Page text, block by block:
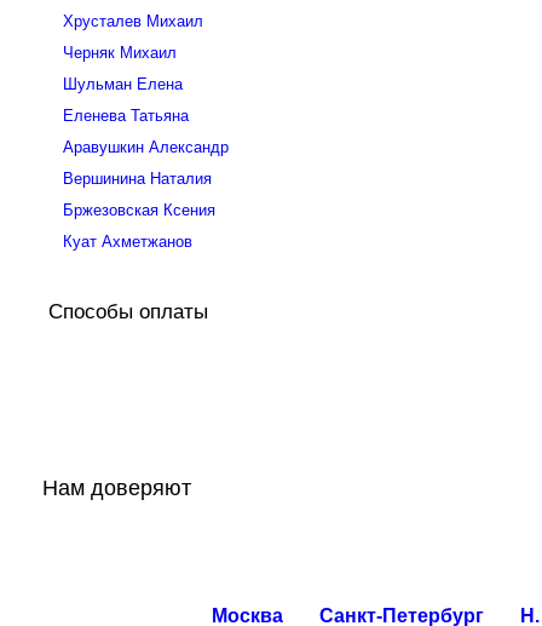
Хрусталев Михаил
Черняк Михаил
Шульман Елена
Еленева Татьяна
Аравушкин Александр
Вершинина Наталия
Бржезовская Ксения
Куат Ахметжанов
Способы оплаты
Нам доверяют
Москва Санкт-Петербург